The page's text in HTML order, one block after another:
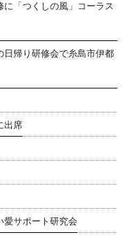
「つくしの風」コーラス
日帰り研修会で糸島市伊都
出席
愛サポート研究会